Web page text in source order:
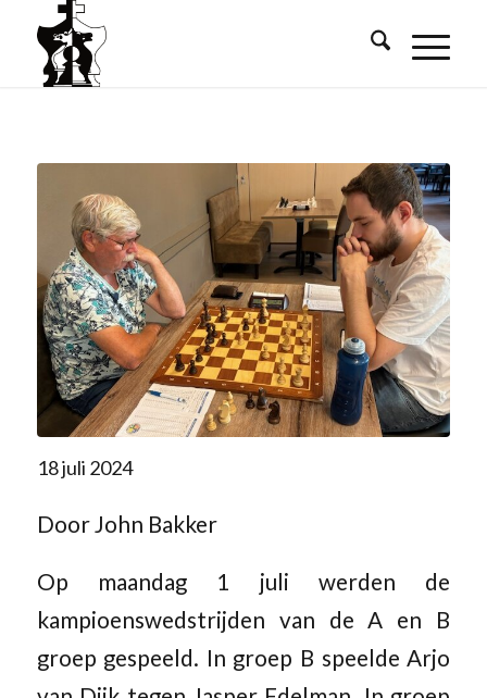
18 juli 2024
Door John Bakker
Op maandag 1 juli werden de
kampioenswedstrijden van de A en B
groep gespeeld. In groep B speelde Arjo